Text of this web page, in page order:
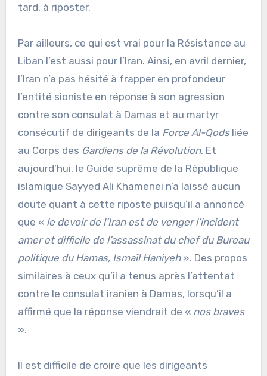
tard, à riposter.
Par ailleurs, ce qui est vrai pour la Résistance au
Liban l’est aussi pour l’Iran. Ainsi, en avril dernier,
l’Iran n’a pas hésité à frapper en profondeur
l’entité sioniste en réponse à son agression
contre son consulat à Damas et au martyr
consécutif de dirigeants de la Force Al-Qodsliée
au Corps des Gardiens de la Révolution. Et
aujourd’hui, le Guide suprême de la République
islamique Sayyed Ali Khamenei n’a laissé aucun
doute quant à cette riposte puisqu’il a annoncé
que « le devoir de l’Iran est de venger l’incident
amer et difficile de l’assassinat du chef du Bureau
politique du Hamas, Ismaïl Haniyeh». Des propos
similaires à ceux qu’il a tenus après l’attentat
contre le consulat iranien à Damas, lorsqu’il a
affirmé que la réponse viendrait de « nos braves
».
Il est difficile de croire que les dirigeants